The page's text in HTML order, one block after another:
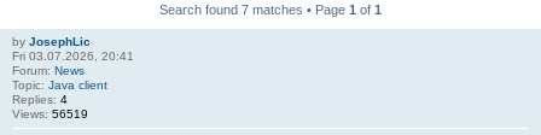
Search found 7 matches • Page 1 of 1
by JosephLic
Fri 03.07.2026, 20:41
Forum: News
Topic: Java client
Replies: 4
Views: 56519